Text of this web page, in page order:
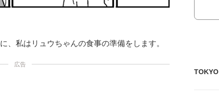
、私はリュウちゃんの食事の準備をします。
広告